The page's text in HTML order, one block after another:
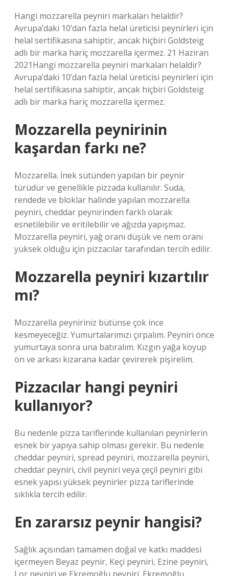
Hangi mozzarella peyniri markaları helaldir?
Avrupa’daki 10’dan fazla helal üreticisi peynirleri için
helal sertifikasına sahiptir, ancak hiçbiri Goldsteig
adlı bir marka hariç mozzarella içermez. 21 Haziran
2021Hangi mozzarella peyniri markaları helaldir?
Avrupa’daki 10’dan fazla helal üreticisi peynirleri için
helal sertifikasına sahiptir, ancak hiçbiri Goldsteig
adlı bir marka hariç mozzarella içermez.
Mozzarella peynirinin
kaşardan farkı ne?
Mozzarella. İnek sütünden yapılan bir peynir
türüdür ve genellikle pizzada kullanılır. Suda,
rendede ve bloklar halinde yapılan mozzarella
peyniri, cheddar peynirinden farklı olarak
esnetilebilir ve eritilebilir ve ağızda yapışmaz.
Mozzarella peyniri, yağ oranı düşük ve nem oranı
yüksek olduğu için pizzacılar tarafından tercih edilir.
Mozzarella peyniri kızartılır
mı?
Mozzarella peyniriniz bütünse çok ince
kesmeyeceğiz. Yumurtalarımızı çırpalım. Peyniri önce
yumurtaya sonra una batıralım. Kızgın yağa koyup
ön ve arkası kızarana kadar çevirerek pişirelim.
Pizzacılar hangi peyniri
kullanıyor?
Bu nedenle pizza tariflerinde kullanılan peynirlerin
esnek bir yapıya sahip olması gerekir. Bu nedenle
cheddar peyniri, spread peyniri, mozzarella peyniri,
cheddar peyniri, civil peyniri veya çeçil peyniri gibi
esnek yapısı yüksek peynirler pizza tariflerinde
sıklıkla tercih edilir.
En zararsız peynir hangisi?
Sağlık açısından tamamen doğal ve katkı maddesi
içermeyen Beyaz peynir, Keçi peyniri, Ezine peyniri,